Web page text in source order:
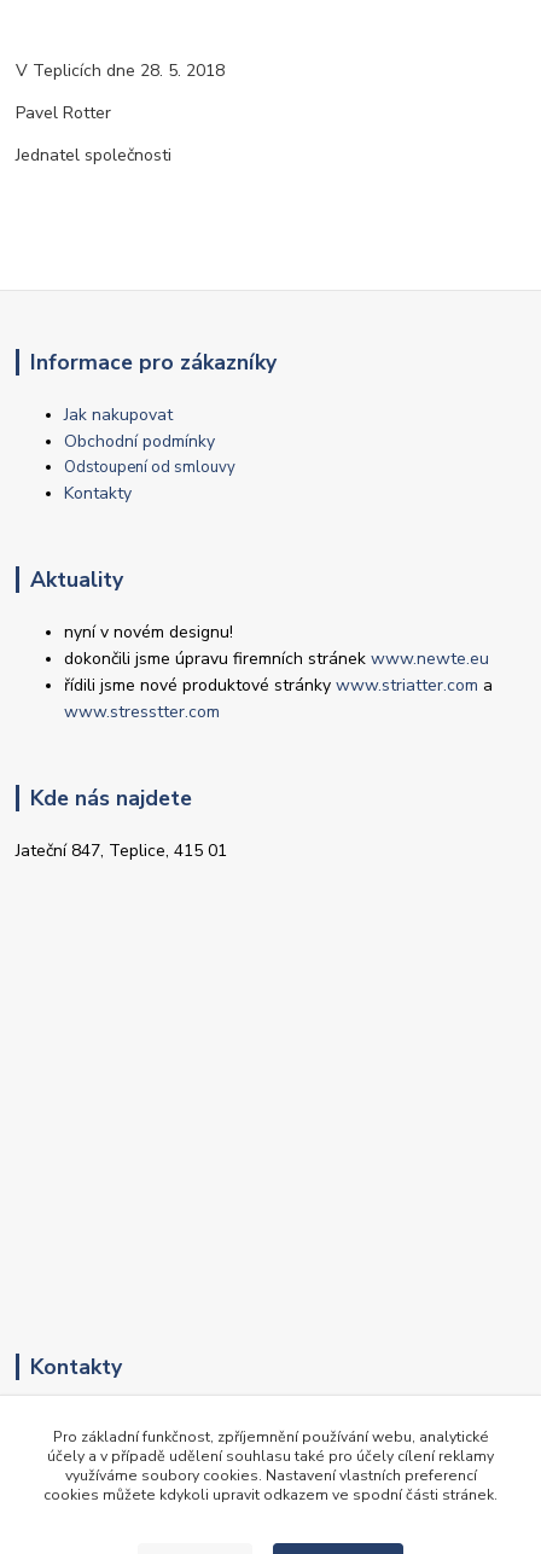
V Teplicích dne 28. 5. 2018
Pavel Rotter
Jednatel společnosti
Informace pro zákazníky
Jak nakupovat
Obchodní podmínky
Odstoupení od smlouvy
Kontakty
Aktuality
nyní v novém designu!
dokončili jsme úpravu firemních stránekwww.newte.eu
řídili jsme nové produktové stránkywww.striatter.com a
www.stresstter.com
Kde nás najdete
Jateční 847, Teplice, 415 01
Kontakty
+420 417 536 531
(Pondělí-Pátek, 8-16 hod.)
obchod@newte.cz
Pro základní funkčnost, zpříjemnění používání webu, analytické
účely a v případě udělení souhlasu také pro účely cílení reklamy
využíváme soubory cookies. Nastavení vlastních preferencí
cookies můžete kdykoli upravit odkazem ve spodní části stránek.